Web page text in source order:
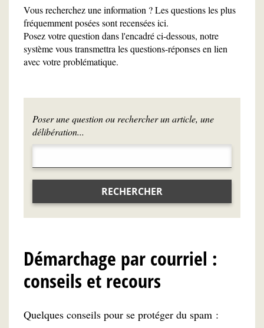
Vous recherchez une information ? Les questions les plus
fréquemment posées sont recensées ici.
Posez votre question dans l'encadré ci-dessous, notre
système vous transmettra les questions-réponses en lien
avec votre problématique.
Poser une question ou rechercher un article, une
délibération...
RECHERCHER
Démarchage par courriel :
conseils et recours
Quelques conseils pour se protéger du spam :